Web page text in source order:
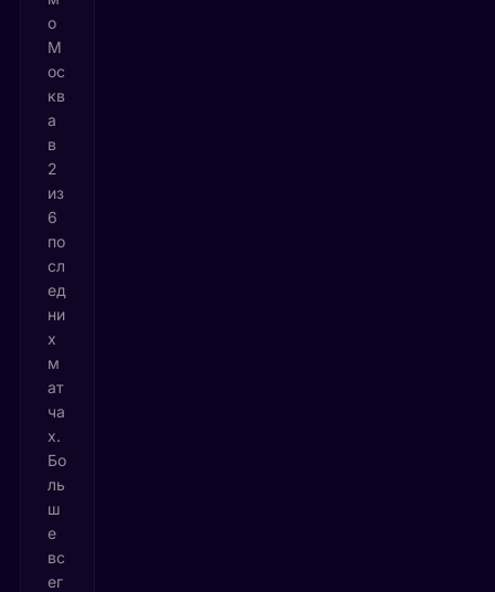
о
М
ос
кв
а
в
2
из
6
по
сл
ед
ни
х
м
ат
ча
х.
Бо
ль
ш
е
вс
ег